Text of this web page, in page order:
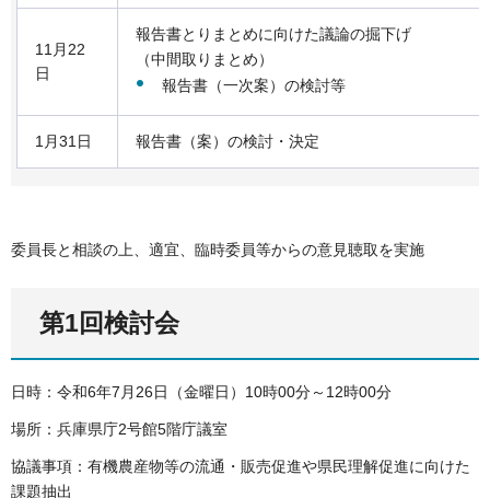
11月22
日
報告書とりまとめに向けた議論の掘下げ
（中間取りまとめ）
報告書（一次案）の検討等
1月31日 報告書（案）の検討・決定
委員長と相談の上、適宜、臨時委員等からの意見聴取を実施
第1回検討会
日時：令和6年7月26日（金曜日）10時00分～12時00分
場所：兵庫県庁2号館5階庁議室
協議事項：有機農産物等の流通・販売促進や県民理解促進に向けた
課題抽出